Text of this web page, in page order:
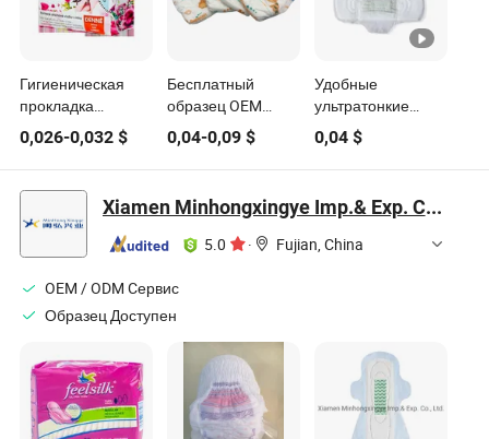
Гигиеническая
прокладка
высшего качества,
новая женская
прокладка,
гигиенические
продукты
0,026-0,032 $
Бесплатный
образец OEM
индивидуальных
мягких средств по
уходу за детьми
качества
0,04-0,09$
Удобные
ультратонкие
гигиенические
прокладки для
женщин,
изделия для
женщин
0,04$
Xiamen Minhongxingye Imp.& Exp. Co., Ltd.
5.0 · Fujian, China
OEM / ODM Cервис
Образец Доступен